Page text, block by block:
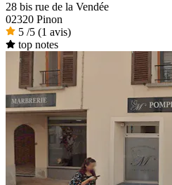
28 bis rue de la Vendée
02320 Pinon
5 /5 (1 avis)
top notes